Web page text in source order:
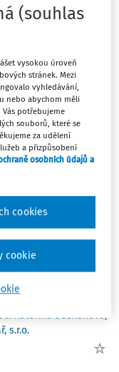
pracovního
jak psát
Kateřina Suchanová,
s.r.o.
(souhlas
vysokou úroveň
stránek. Mezi
vyhledávání,
nebo abychom měli
potřebujeme
souborů, které se
za udělení
a přizpůsobení
osobních údajů a
cookies
cookie